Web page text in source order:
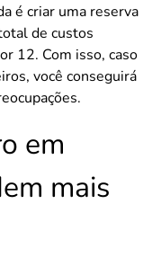
é criar uma reserva
de custos
12. Com isso, caso
você conseguirá
em
mais